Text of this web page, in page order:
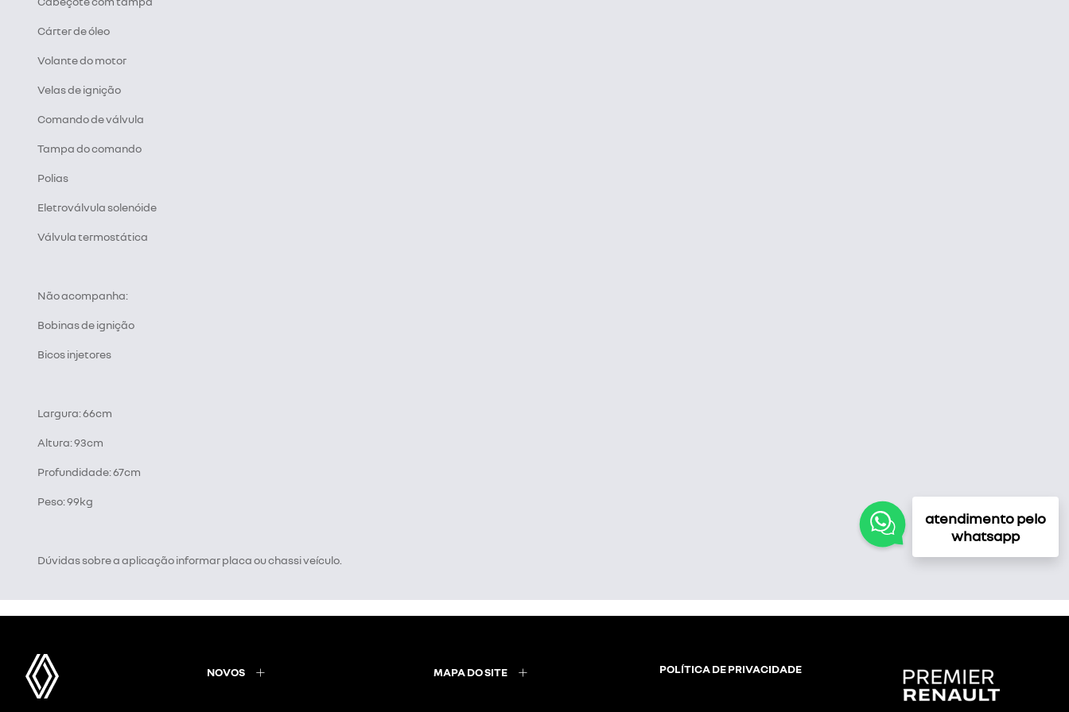
Cárter de óleo
Volante do motor
Velas de ignição
Comando de válvula
Tampa do comando
Polias
Eletroválvula solenóide
Válvula termostática
Não acompanha:
Bobinas de ignição
Bicos injetores
Largura: 66cm
Altura: 93cm
Profundidade: 67cm
Peso: 99kg
Dúvidas sobre a aplicação informar placa ou chassi veículo.
NOVOS MAPA DO SITE POLÍTICA DE PRIVACIDADE
atendimento pelo
whatsapp